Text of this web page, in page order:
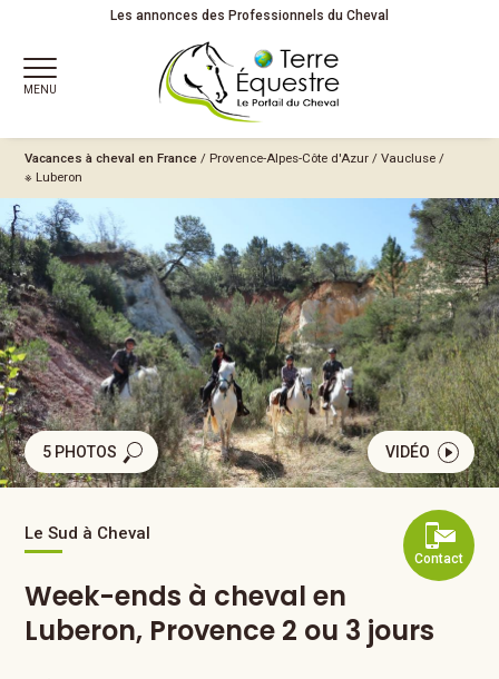
Les annonces des Professionnels du Cheval
MENU
Vacances à cheval en France / Provence-Alpes-Côte d'Azur /Vaucluse /
※ Luberon
5 PHOTOS VIDÉO
Contact
Le Sud à Cheval
Week-ends à cheval en
Luberon, Provence 2 ou 3 jours